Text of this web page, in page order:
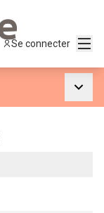
Se connecter